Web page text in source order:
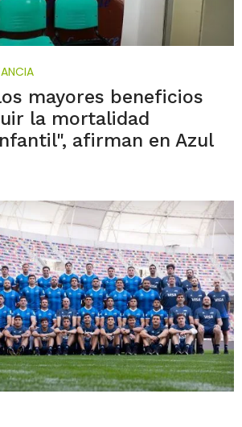
mayores beneficios
la mortalidad
afirman en Azul